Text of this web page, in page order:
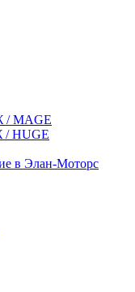
MAGE
HUGE
в Элан-Моторс